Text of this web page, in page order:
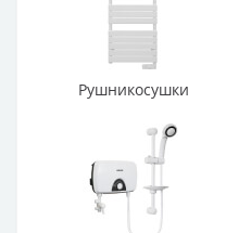
Рушникосушки